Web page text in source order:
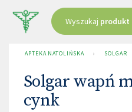
Wyszukaj produkt
APTEKA NATOLIŃSKA › SOLGAR
Solgar wapń
cynk